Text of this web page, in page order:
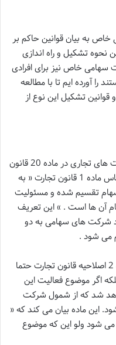
به بیان قوانین حاکم بر
تشکیل و راه اندازی
سهامی خاص نیز برای افرادی
آورده ایم تا با مطالعه
قوانین تشکیل این نوع از
همانطور که گفتیم جز یکی از انواع شرکت های تجاری در ماده 20 قانون
تجارت آمده است . شرکت سهامی بر اساس ماده 1 قانون تجارت « به
تقسیم شده و مسئولیت
آن ها است . » این تعریف
شرکت های سهامی به دو
می شود .
شرکت های سهامی خاص بر اساس ماده 2 اصلاحیه قانون تجارت حتما
اگر موضوع فعالیت این
شد که از شمول شرکت
خارج شود. این ماده بیان می کند که «
شود ولو این که موضوع